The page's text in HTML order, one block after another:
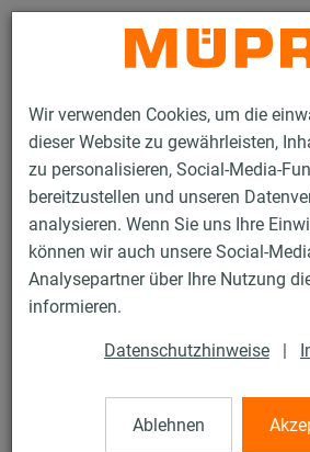
Wir verwenden Cookies, um die
dieser Website zu gewährleisten,
zu personalisieren, Social-Media-
bereitzustellen und unseren
analysieren. Wenn Sie uns Ihre
können wir auch unsere Social-
Analysepartner über Ihre Nutzung
informieren.
Datenschutzhinweise |
Ablehnen
Produkte Befestigungstechnik
ISO-Schellen RTN+ Typ 2 und 4
ISO-Schellen
Typ 2